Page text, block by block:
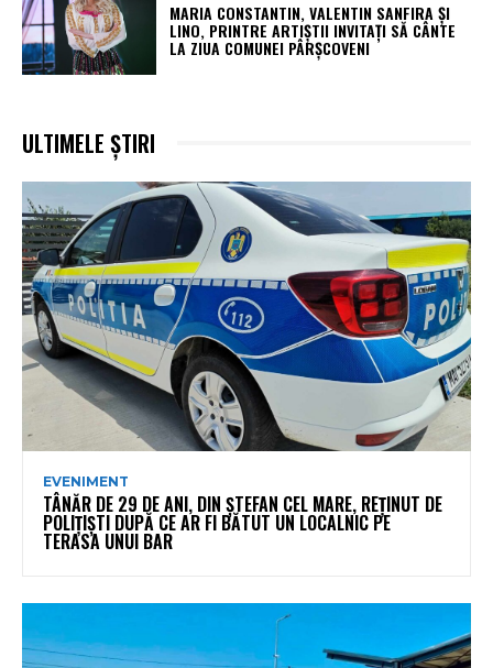
MARIA CONSTANTIN, VALENTIN SANFIRA ȘI
LINO, PRINTRE ARTIȘTII INVITAȚI SĂ CÂNTE
LA ZIUA COMUNEI PÂRȘCOVENI
ULTIMELE ȘTIRI
EVENIMENT
TÂNĂR DE 29 DE ANI, DIN ȘTEFAN CEL MARE, REȚINUT DE
POLIȚIȘTI DUPĂ CE AR FI BĂTUT UN LOCALNIC PE
TERASA UNUI BAR